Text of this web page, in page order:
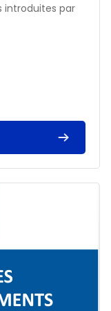
introduites par